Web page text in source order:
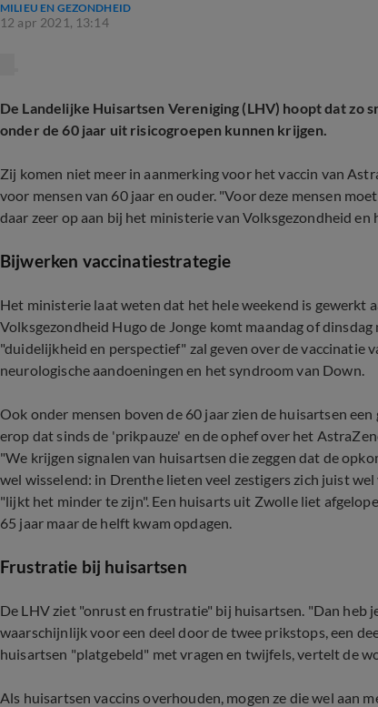
MILIEU EN GEZONDHEID
12 apr 2021, 13:14
De Landelijke Huisartsen Vereniging (LHV) hoopt dat
onder de 60 jaar uit risicogroepen kunnen krijgen.
Zij komen niet meer in aanmerking voor het vaccin van
voor mensen van 60 jaar en ouder. "Voor deze mensen
daar zeer op aan bij het ministerie van Volksgezondheid
Bijwerken vaccinatiestrategie
Het ministerie laat weten dat het hele weekend is gewerkt
Volksgezondheid Hugo de Jonge komt maandag of
"duidelijkheid en perspectief" zal geven over de vaccinatie
neurologische aandoeningen en het syndroom van Down.
Ook onder mensen boven de 60 jaar zien de huisartsen
erop dat sinds de 'prikpauze' en de ophef over het
"We krijgen signalen van huisartsen die zeggen dat de
wel wisselend: in Drenthe lieten veel zestigers zich juist
"lijkt het minder te zijn". Een huisarts uit Zwolle liet
65 jaar maar de helft kwam opdagen.
Frustratie bij huisartsen
De LHV ziet "onrust en frustratie" bij huisartsen. "Dan heb
waarschijnlijk voor een deel door de twee prikstops, een
huisartsen "platgebeld" met vragen en twijfels, vertelt de
Als huisartsen vaccins overhouden, mogen ze die wel aan